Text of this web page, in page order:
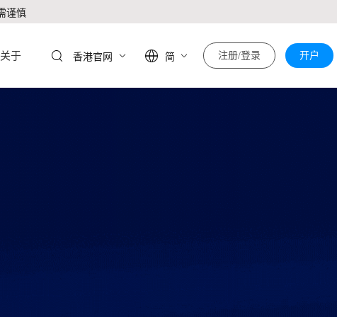
谨慎
关于 香港官网 简 注册/登录 开户